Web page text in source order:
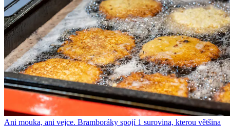
Ani mouka, ani vejce. Bramboráky spojí 1 surovina, kterou většina